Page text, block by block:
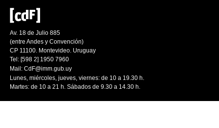
Av. 18 de Julio 885
(entre Andes y Convención)
CP 11100. Montevideo. Uruguay
Tel: [598 2] 1950 7960
Mail: CdF@imm.gub.uy
Lunes, miércoles, jueves, viernes: de 10 a 19.30 h.
Martes: de 10 a 21 h. Sábados de 9.30 a 14.30 h.